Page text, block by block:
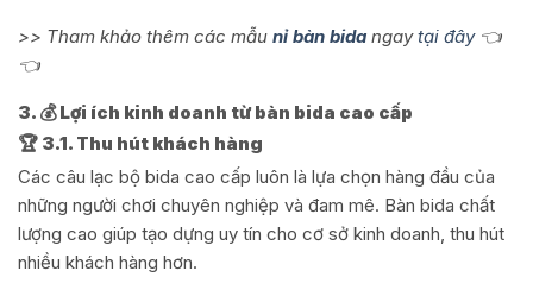
>> Tham khảo thêm các mẫu nỉ bàn bida ngaytại đây👈
👈
3. 💰 Lợi ích kinh doanh từ bàn bida cao cấp
🏆 3.1. Thu hút khách hàng
Các câu lạc bộ bida cao cấp luôn là lựa chọn hàng đầu của
những người chơi chuyên nghiệp và đam mê. Bàn bida chất
lượng cao giúp tạo dựng uy tín cho cơ sở kinh doanh, thu hút
nhiều khách hàng hơn.